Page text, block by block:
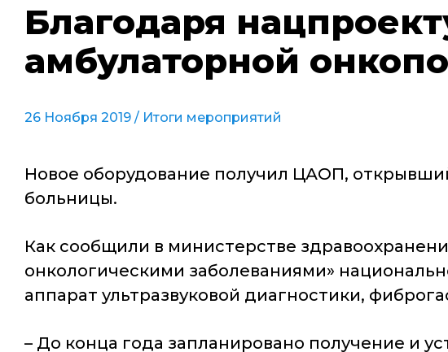
Благодаря
амбулаторной
26 Ноября 2019 / Итоги мероприятий
Новое оборудование получил ЦАОП,
больницы.
Как сообщили в министерстве
онкологическими заболеваниями»
аппарат ультразвуковой диагностики,
– До конца года запланировано получение и